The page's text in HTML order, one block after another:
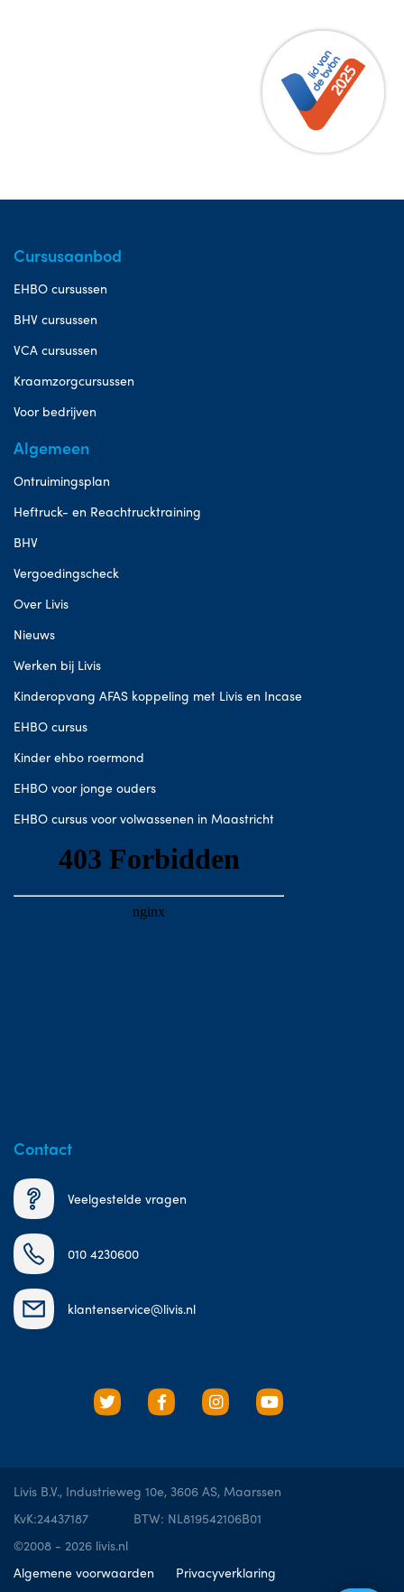
Cursusaanbod
EHBO cursussen
BHV cursussen
VCA cursussen
Kraamzorgcursussen
Voor bedrijven
Algemeen
Ontruimingsplan
Heftruck- en Reachtrucktraining
BHV
Vergoedingscheck
Over Livis
Nieuws
Werken bij Livis
Kinderopvang AFAS koppeling met Livis en Incase
EHBO cursus
Kinder ehbo roermond
EHBO voor jonge ouders
EHBO cursus voor volwassenen in Maastricht
Contact
Veelgestelde vragen
010 4230600
klantenservice@livis.nl
Livis B.V., Industrieweg 10e, 3606 AS, Maarssen
KvK:24437187
BTW: NL819542106B01
©2008 - 2026 livis.nl
Algemene voorwaarden
Privacyverklaring